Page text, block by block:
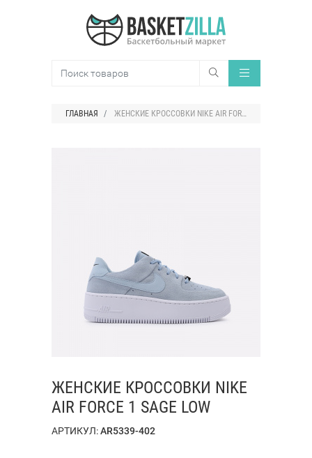
ГЛАВНАЯ ЖЕНСКИЕ КРОССОВКИ NIKE AIR FORCE 1 SAGE LOW
ЖЕНСКИЕ КРОССОВКИ NIKE
AIR FORCE 1 SAGE LOW
АРТИКУЛ:AR5339-402